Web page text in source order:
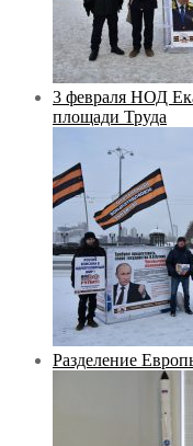
3 февраля НОД
площади Труда
Разделение